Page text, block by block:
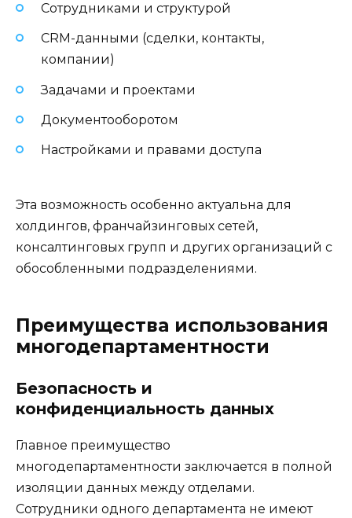
Сотрудниками и структурой
CRM-данными (сделки, контакты,
компании)
Задачами и проектами
Документооборотом
Настройками и правами доступа
Эта возможность особенно актуальна для
холдингов, франчайзинговых сетей,
консалтинговых групп и других организаций с
обособленными подразделениями.
Преимущества использования
многодепартаментности
Безопасность и
конфиденциальность данных
Главное преимущество
многодепартаментности заключается в полной
изоляции данных между отделами.
Сотрудники одного департамента не имеют